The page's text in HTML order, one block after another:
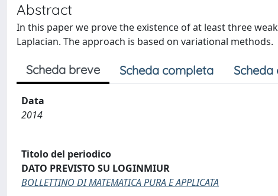
Abstract
In this paper we prove the existence of at least three
Laplacian. The approach is based on variational methods.
Scheda breve Scheda completa Scheda
Data
2014
Titolo del periodico
DATO PREVISTO SU LOGINMIUR
BOLLETTINO DI MATEMATICA PURA E APPLICATA